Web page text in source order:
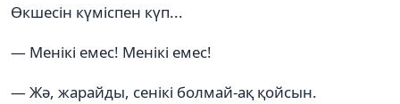
Өкшесін күміспен күп...
— Менікі емес! Менікі емес!
— Жә, жарайды, сенікі болмай-ақ қойсын.